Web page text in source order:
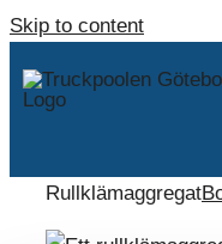
Skip to content
Rullklämaggregat